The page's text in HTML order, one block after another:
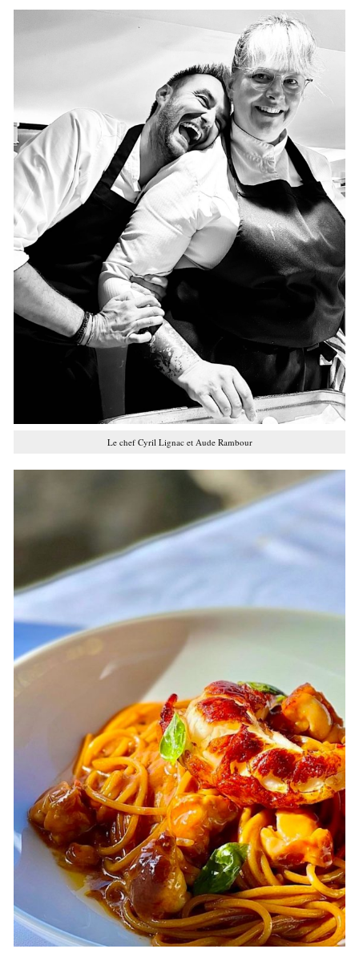
Le chef Cyril Lignac et Aude Rambour